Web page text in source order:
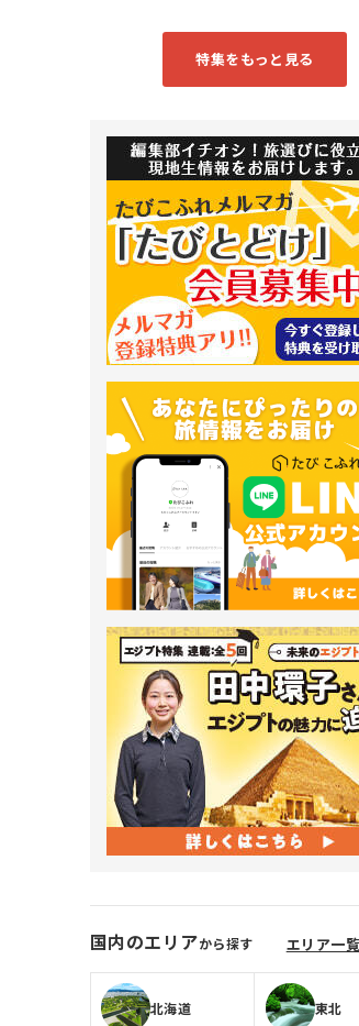
特集をもっと見る
国内のエリアから探す エリア一
北海道 東北